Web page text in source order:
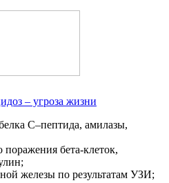
– угроза жизни
C–пептида, амилазы,
бета-клеток,
железы по результатам УЗИ;